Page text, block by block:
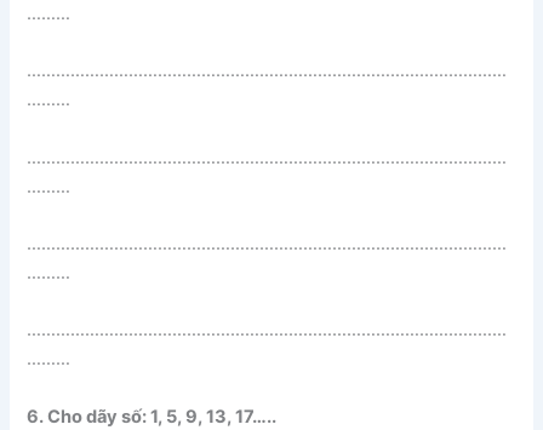
………
………………………………………………………………………………………
………
………………………………………………………………………………………
………
………………………………………………………………………………………
………
………………………………………………………………………………………
………
6. Cho dãy số: 1, 5, 9, 13, 17…..